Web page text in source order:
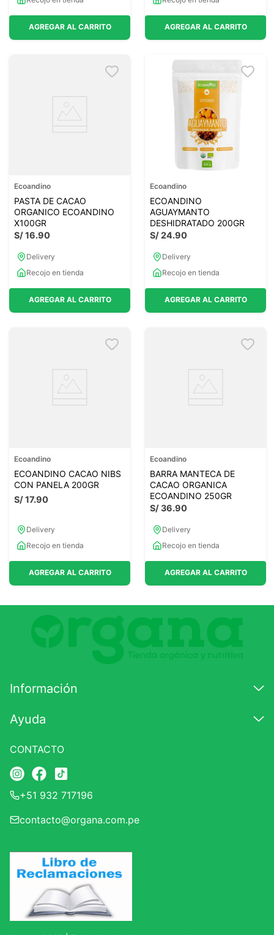
AGREGAR AL CARRITO AGREGAR AL CARRITO
Ecoandino
PASTA DE CACAO
ORGANICO ECOANDINO
X100GR
S/16.90
Delivery
Recojo en tienda
AGREGAR AL CARRITO
Ecoandino
ECOANDINO
AGUAYMANTO
DESHIDRATADO 200GR
S/24.90
Delivery
Recojo en tienda
AGREGAR AL CARRITO
Ecoandino
ECOANDINO CACAO NIBS
CON PANELA 200GR
S/17.90
Delivery
Recojo en tienda
AGREGAR AL CARRITO
Ecoandino
BARRA MANTECA DE
CACAO ORGANICA
ECOANDINO 250GR
S/36.90
Delivery
Recojo en tienda
AGREGAR AL CARRITO
Información
Ayuda
CONTACTO
+51 932 717196
contacto@organa.com.pe